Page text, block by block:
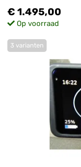
€ 1.495,00
Op voorraad
3 varianten